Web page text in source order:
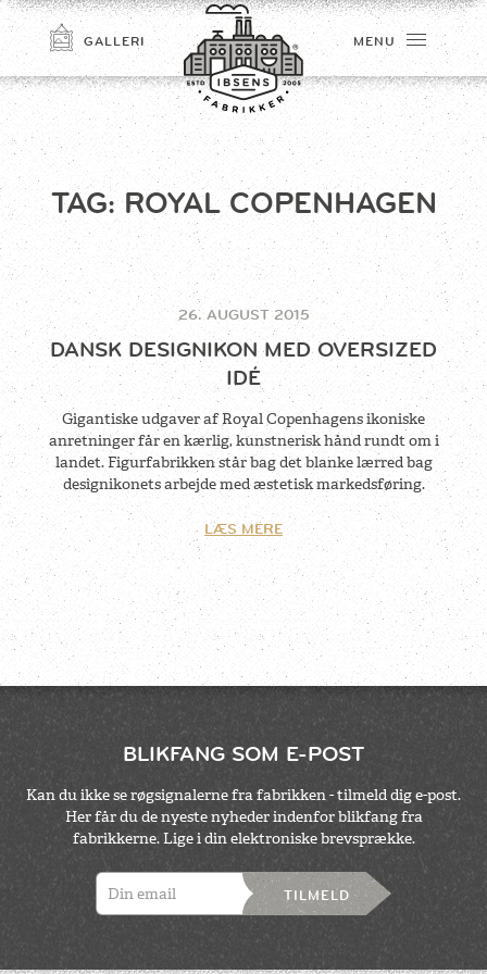
TILMELD
GALLERI MENU
TAG:ROYAL COPENHAGEN
26. AUGUST 2015
DANSK DESIGNIKON MED OVERSIZED
IDÉ
Gigantiske udgaver af Royal Copenhagens ikoniske
anretninger får en kærlig, kunstnerisk hånd rundt om i
landet. Figurfabrikken står bag det blanke lærred bag
designikonets arbejde med æstetisk markedsføring.
LÆS MERE
BLIKFANG SOM E-POST
Kan du ikke se røgsignalerne fra fabrikken - tilmeld dig e-post.
Her får du de nyeste nyheder indenfor blikfang fra
fabrikkerne. Lige i din elektroniske brevsprække.
TILMELD